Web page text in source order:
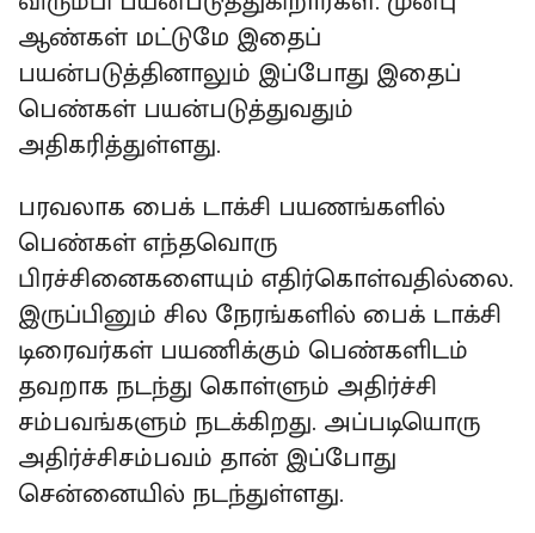
ஆண்கள் மட்டுமே இதைப்
பயன்படுத்தினாலும் இப்போது இதைப்
பெண்கள் பயன்படுத்துவதும்
அதிகரித்துள்ளது.
பரவலாக பைக் டாக்சி பயணங்களில்
பெண்கள் எந்தவொரு
பிரச்சினைகளையும் எதிர்கொள்வதில்லை.
இருப்பினும் சில நேரங்களில் பைக் டாக்சி
டிரைவர்கள் பயணிக்கும் பெண்களிடம்
தவறாக நடந்து கொள்ளும் அதிர்ச்சி
சம்பவங்களும் நடக்கிறது. அப்படியொரு
அதிர்ச்சிசம்பவம் தான் இப்போது
சென்னையில் நடந்துள்ளது.